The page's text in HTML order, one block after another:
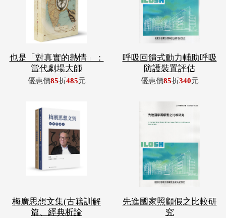
也是「對真實的熱情」：
當代劇場大師
優惠價85折485元
呼吸回饋式動力輔助呼吸
防護裝置評估
優惠價85折340元
梅廣思想文集(古籍訓解
篇、經典析論
先進國家照顧假之比較研
究